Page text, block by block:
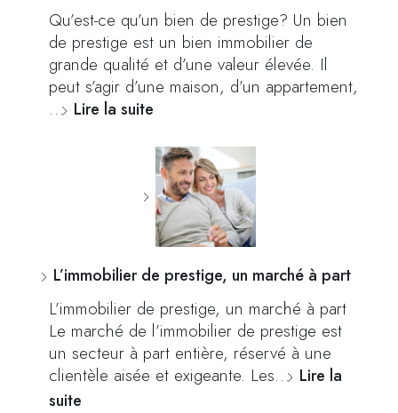
Qu’est-ce qu’un bien de prestige? Un bien
de prestige est un bien immobilier de
grande qualité et d’une valeur élevée. Il
peut s’agir d’une maison, d’un appartement,
… Lire la suite
L’immobilier de prestige, un marché à part
L’immobilier de prestige, un marché à part
Le marché de l’immobilier de prestige est
un secteur à part entière, réservé à une
clientèle aisée et exigeante. Les… Lire la
suite